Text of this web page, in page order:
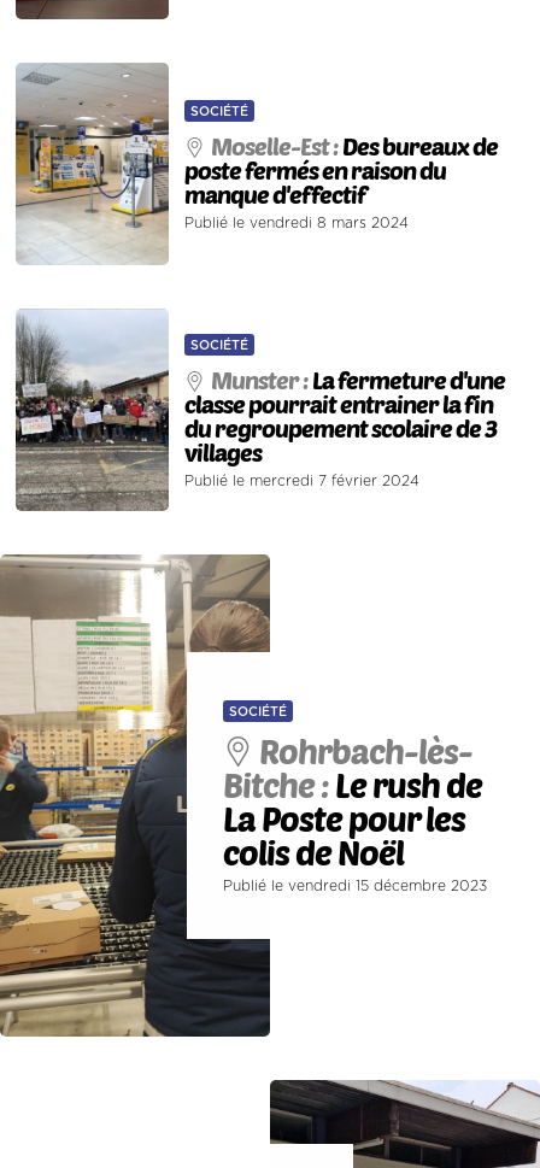
SOCIÉTÉ
Moselle-Est :Des bureaux de
poste fermés en raison du
manque d'effectif
Publié le vendredi 8 mars 2024
SOCIÉTÉ
Munster :La fermeture d'une
classe pourrait entrainer la fin
du regroupement scolaire de 3
villages
Publié le mercredi 7 février 2024
SOCIÉTÉ
Rohrbach-lès-
Bitche :Le rush de
La Poste pour les
colis de Noël
Publié le vendredi 15 décembre 2023